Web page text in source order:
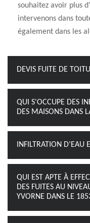
souhaitez avoir plus
intervenons dans
également dans les
DEVIS FUITE DE
QUI S'OCCUPE DES
DES MAISONS DANS
INFILTRATION D’EAU
QUI EST APTE À
DES FUITES AU
YVORNE DANS LE